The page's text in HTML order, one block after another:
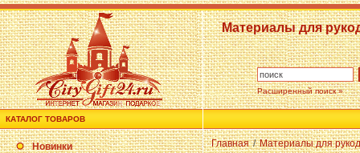
Материалы для
Расширенный поиск »
КАТАЛОГ ТОВАРОВ
Новинки
Главная / Материалы для